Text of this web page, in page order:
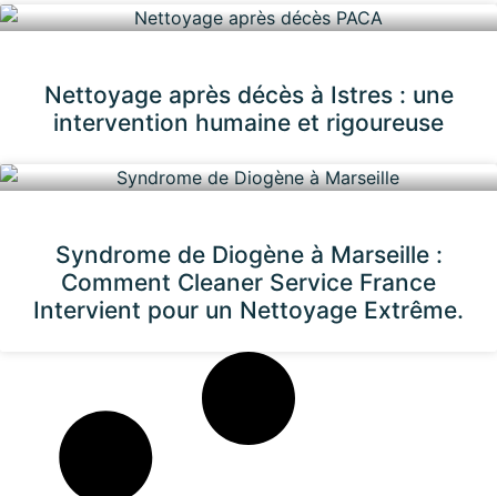
Nettoyage après décès à Istres : une
intervention humaine et rigoureuse
Syndrome de Diogène à Marseille :
Comment Cleaner Service France
Intervient pour un Nettoyage Extrême.